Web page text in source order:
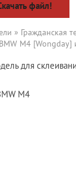
файл!
» Гражданская
M4 [Wongday]
для
M4